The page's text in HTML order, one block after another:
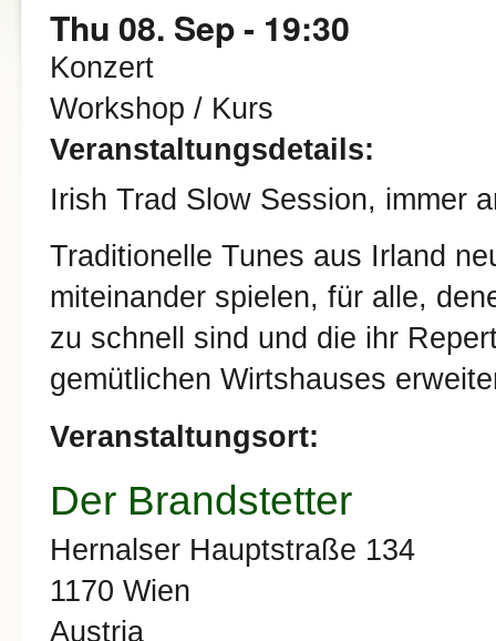
Thu 08. Sep - 19:30
Konzert
Workshop / Kurs
Veranstaltungsdetails:
Irish Trad Slow Session, immer
Traditionelle Tunes aus Irland
miteinander spielen, für alle,
zu schnell sind und die ihr
gemütlichen Wirtshauses
Veranstaltungsort:
Der Brandstetter
Hernalser Hauptstraße 134
1170 Wien
Austria